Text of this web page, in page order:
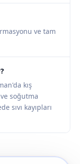
ve tam
kış
soğutma
sıvı kayıpları